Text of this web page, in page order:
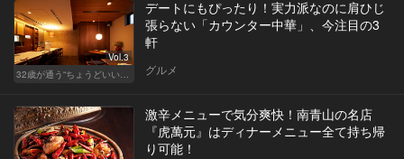
Vol.3
32歳が通う“ちょうどいい”価格の店
デートにもぴったり！実力派なのに肩ひじ
張らない「カウンター中華」、今注目の3
軒
グルメ
激辛メニューで気分爽快！南青山の名店
『虎萬元』はディナーメニュー全て持ち帰
り可能！